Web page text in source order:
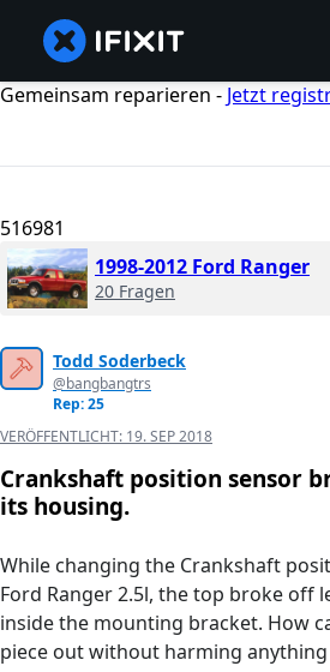
Gemeinsam reparieren - Jetzt
516981
1998-2012 Ford Ranger
20 Fragen
Todd Soderbeck
@bangbangtrs
Rep: 25
VERÖFFENTLICHT: 19. SEP 2018
Crankshaft position sensor
its housing.
While changing the Crankshaft
Ford Ranger 2.5l, the top broke off
inside the mounting bracket. How
piece out without harming anything